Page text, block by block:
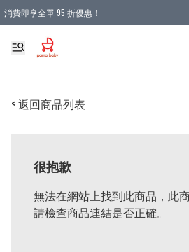
消費即享全單 95 折優惠！
購物滿 HKD 900.00即享免運費優惠！（適用於 本
< 返回商品列表
很抱歉
無法在網站上找到此商品，此
請檢查商品連結是否正確。